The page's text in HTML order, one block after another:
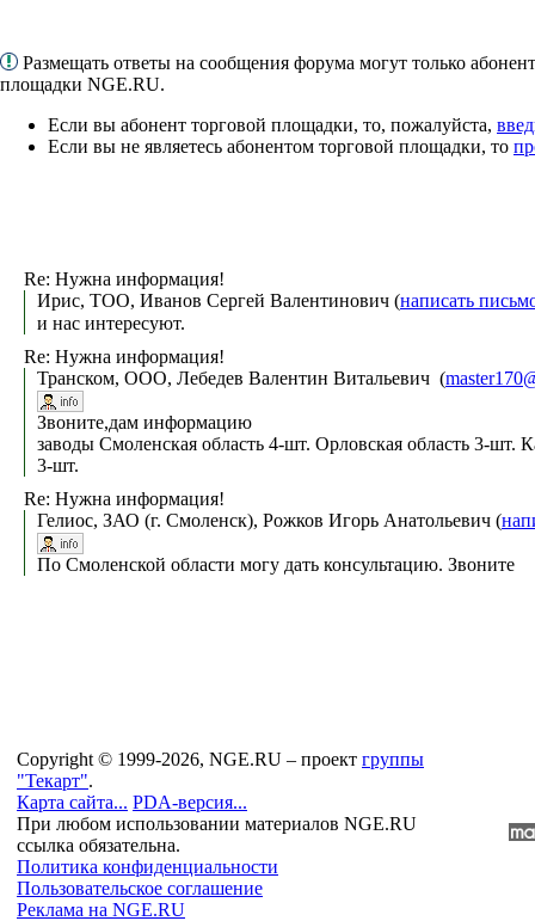
Размещать ответы на сообщения форума могут только
площадки NGE.RU.
Если вы абонент торговой площадки, то, пожалуйста,
Если вы не являетесь абонентом торговой площадки, то
Re: Нужна информация!
Ирис, ТОО, Иванов Сергей Валентинович (написать
и нас интересуют.
Re: Нужна информация!
Транском, ООО, Лебедев Валентин Витальевич (
Звоните,дам информацию
заводы Смоленская область 4-шт. Орловская область 3-шт.
3-шт.
Re: Нужна информация!
Гелиос, ЗАО (г. Смоленск), Рожков Игорь Анатольевич (
По Смоленской области могу дать консультацию. Звоните
Copyright © 1999-2026, NGE.RU – проект группы
"Текарт".
Карта сайта... PDA-версия...
При любом использовании материалов NGE.RU
ссылка обязательна.
Политика конфиденциальности
Пользовательское соглашение
Реклама на NGE.RU